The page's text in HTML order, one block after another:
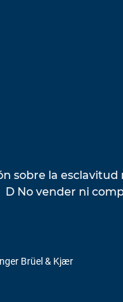
sobre la esclavitud
D No vender ni
Brüel & Kjær